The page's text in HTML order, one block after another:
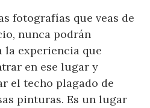
fotografías que veas de
nunca podrán
experiencia que
en ese lugar y
el techo plagado de
pinturas. Es un lugar